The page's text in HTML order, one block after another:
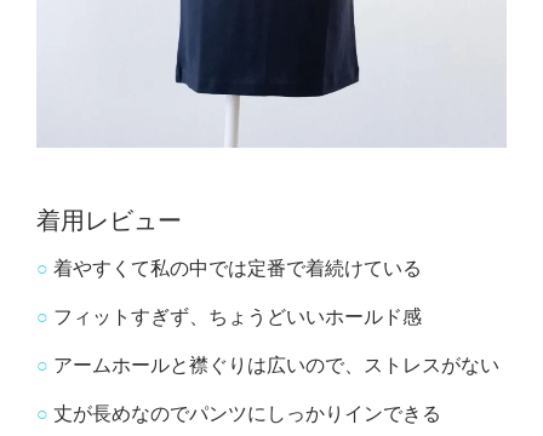
着用レビュー
○ 着やすくて私の中では定番で着続けている
○ フィットすぎず、ちょうどいいホールド感
○ アームホールと襟ぐりは広いので、ストレスがない
○ 丈が長めなのでパンツにしっかりインできる